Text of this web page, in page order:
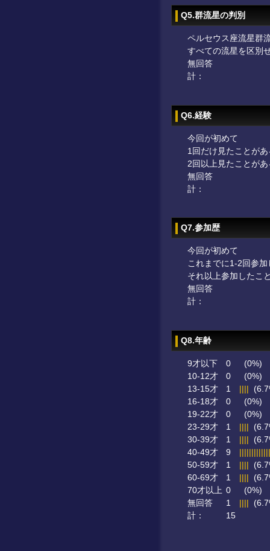
Q5.群流星の判別
ペルセウス座流星群
すべての流星を区別
無回答
計：
Q6.経験
今回が初めて
1回だけ見たことがあ
2回以上見たことがあ
無回答
計：
Q7.参加歴
今回が初めて
これまでに1-2回参
それ以上参加したこ
無回答
計：
Q8.年齢
9才以下 0
(0%)
10-12才
0
(0%)
13-15才
1 ||||
16-18才
0
(0%)
19-22才
0
(0%)
23-29才
1 ||||
30-39才
1 ||||
40-49才
9
50-59才
1 ||||
60-69才
1 ||||
70才以上 0
(0%)
無回答
1 ||||
計：
15